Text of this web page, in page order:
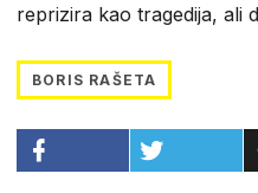
reprizira kao tragedija, ali
BORIS RAŠETA